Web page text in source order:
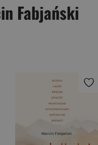
Fabjański